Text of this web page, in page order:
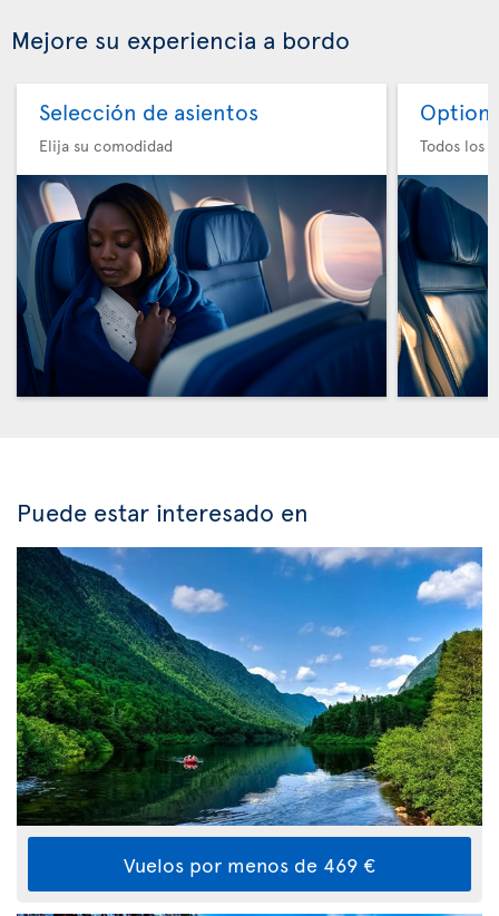
Mejore su experiencia a bordo
Selección de asientos
Elija su comodidad
Option
Todos los
Puede estar interesado en
Vuelos por menos de 469 €